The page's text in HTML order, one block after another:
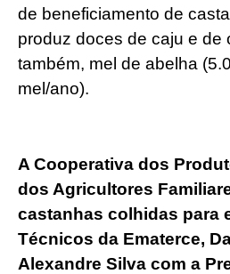
de beneficiamento de
produz doces de caju e de
também, mel de abelha
mel/ano).
A Cooperativa dos
dos Agricultores
castanhas colhidas para
Técnicos da Ematerce,
Alexandre Silva com a